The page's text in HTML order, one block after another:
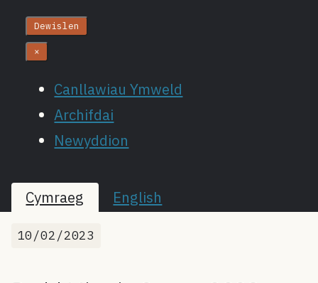
Dewislen
×
Canllawiau Ymweld
Archifdai
Newyddion
Cymraeg English
10/02/2023